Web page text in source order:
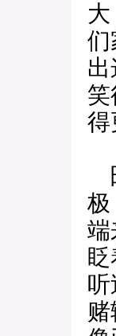
们
得
极
端